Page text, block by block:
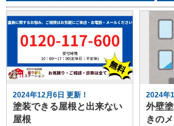
2024年12月6日 更新！
塗装できる屋根と出来ない
屋根
2024年
外壁
きの